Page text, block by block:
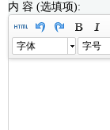
内 容 (选填项):
字体 字号